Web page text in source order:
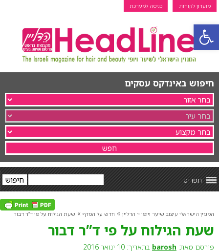
פתח סרגל נגישות
מועדון לקוחות כניסה למערכת
חיפוש באינדקס עסקים
תפריט
המגזין הישראלי עיצוב שיער ויופי ~ הדליין » חדש על המדף » שעת הגילוח על פי ד”ר דבור
שעת הגילוח על פי ד”ר דבור
פורסם מאת: barosh בתאריך: 10 ינואר 2016